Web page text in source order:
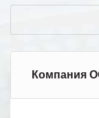
Компания